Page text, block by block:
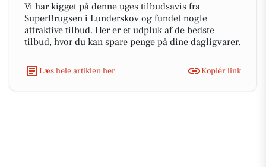
Vi har kigget på denne uges tilbudsavis fra
SuperBrugsen i Lunderskov og fundet nogle
attraktive tilbud. Her er et udpluk af de bedste
tilbud, hvor du kan spare penge på dine dagligvarer.
Læs hele artiklen her Kopiér link